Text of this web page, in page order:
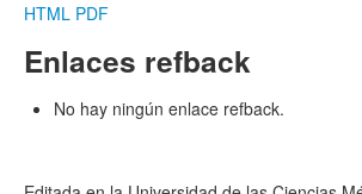
HTML PDF
Enlaces refback
No hay ningún enlace refback.